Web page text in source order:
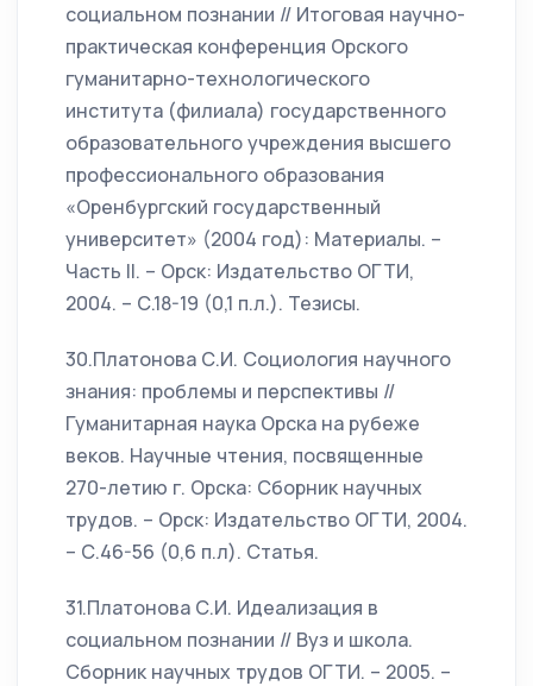
социальном познании // Итоговая научно-
практическая конференция Орского
гуманитарно-технологического
института (филиала) государственного
образовательного учреждения высшего
профессионального образования
«Оренбургский государственный
университет» (2004 год): Материалы. –
Часть II. – Орск: Издательство ОГТИ,
2004. – С.18-19 (0,1 п.л.). Тезисы.
30.Платонова С.И. Социология научного
знания: проблемы и перспективы //
Гуманитарная наука Орска на рубеже
веков. Научные чтения, посвященные
270-летию г. Орска: Сборник научных
трудов. – Орск: Издательство ОГТИ, 2004.
– С.46-56 (0,6 п.л). Статья.
31.Платонова С.И. Идеализация в
социальном познании // Вуз и школа.
Сборник научных трудов ОГТИ. – 2005. –